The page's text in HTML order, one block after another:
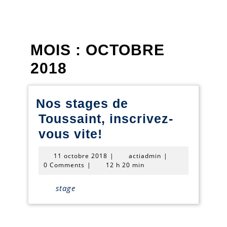
MOIS : OCTOBRE
2018
Nos stages de
Toussaint, inscrivez-
vous vite!
de
vous
11 octobre 2018 11
octobre
| actiadmin actiadmin
|
0 Comments | 12 h 20 min
stage